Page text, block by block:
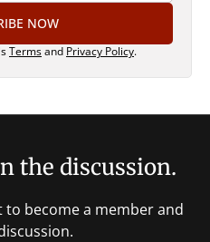
NOW
Termsand Privacy Policy.
the discussion.
to become a member and